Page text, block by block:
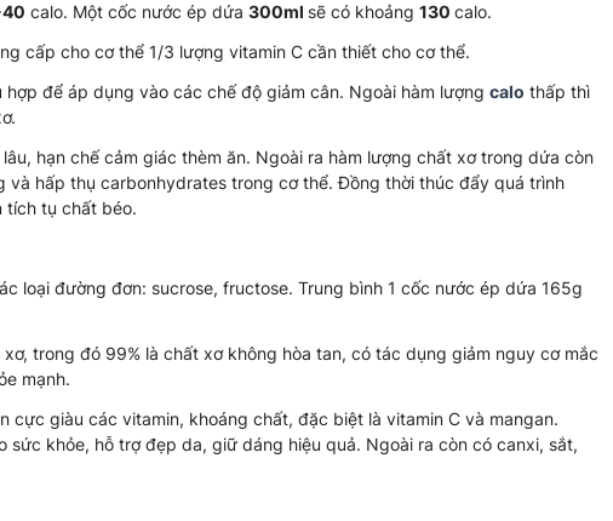
calo. Một cốc nước ép dứa 300ml sẽ có khoảng 130 calo.
cấp cho cơ thể 1/3 lượng vitamin C cần thiết cho cơ thể.
để áp dụng vào các chế độ giảm cân. Ngoài hàm lượng calo thấp thì
hạn chế cảm giác thèm ăn. Ngoài ra hàm lượng chất xơ trong dứa còn
và hấp thụ carbonhydrates trong cơ thể. Đồng thời thúc đẩy quá trình
tích tụ chất béo.
loại đường đơn: sucrose, fructose. Trung bình 1 cốc nước ép dứa 165g
trong đó 99% là chất xơ không hòa tan, có tác dụng giảm nguy cơ mắc
mạnh.
cực giàu các vitamin, khoáng chất, đặc biệt là vitamin C và mangan.
khỏe, hỗ trợ đẹp da, giữ dáng hiệu quả. Ngoài ra còn có canxi, sắt,